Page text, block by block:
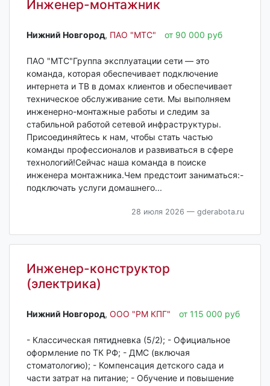
Инженер-монтажник
Нижний Новгород‎, ПАО "МТС" от 90 000 руб
ПАО "МТС"Группа эксплуатации сети — это
команда, которая обеспечивает подключение
интернета и TВ в домах клиентов и обеспечивает
техническое обслуживание сети. Мы выполняем
инженерно-монтажные работы и следим за
стабильной работой сетевой инфраструктуры.
Присоединяйтесь к нам, чтобы стать частью
команды профессионалов и развиваться в сфере
технологий!Сейчас наша команда в поиске
инженера монтажника.Чем предстоит заниматься:-
подключать услуги домашнего...
28 июля 2026 — gderabota.ru
Инженер-конструктор
(электрика)
Нижний Новгород‎, ООО "РМ КПГ" от 115 000 руб
- Классическая пятидневка (5/2); - Официальное
оформление по ТК РФ; - ДМС (включая
стоматологию); - Компенсация детского сада и
части затрат на питание; - Обучение и повышение